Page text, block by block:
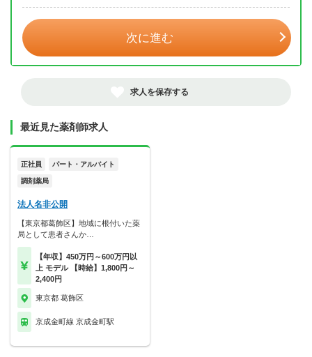
次に進む
求人を保存する
最近見た薬剤師求人
正社員 パート・アルバイト
調剤薬局
法人名非公開
【東京都葛飾区】地域に根付いた薬
局として患者さんか…
【年収】450万円～600万円以
上 モデル 【時給】1,800円～
2,400円
東京都 葛飾区
京成金町線 京成金町駅